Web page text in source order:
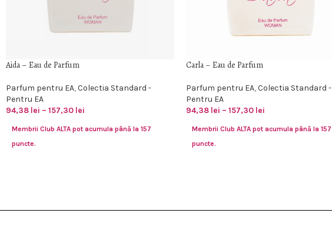
Aida – Eau de Parfum
Parfum pentru EA,Colectia Standard -
Pentru EA
94,38 lei – 157,30 lei
Membrii Club ALTA pot acumula până la 157
puncte.
Carla – Eau de Parfum
Parfum pentru EA, Colectia Standard -
Pentru EA
94,38 lei – 157,30 lei
Membrii Club ALTA pot acumula până la 157
puncte.